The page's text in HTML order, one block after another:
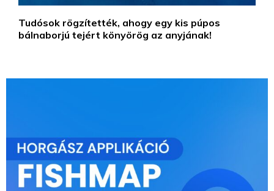
Tudósok rögzítették, ahogy egy kis púpos
bálnaborjú tejért könyörög az anyjának!